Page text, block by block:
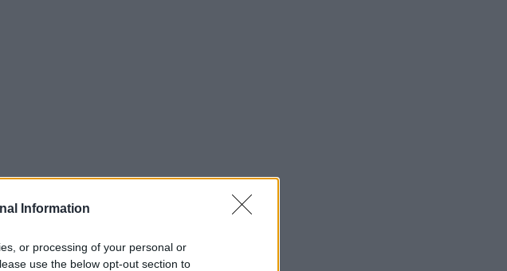
Information
or processing of your personal or
use the below opt-out section to